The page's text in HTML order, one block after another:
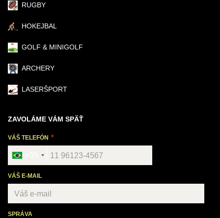
RUGBY
HOKEJBAL
GOLF & MINIGOLF
ARCHERY
LASERŠPORT
ZAVOLÁME VÁM SPÄŤ
VÁŠ TELEFÓN
VÁŠ E-MAIL
SPRÁVA